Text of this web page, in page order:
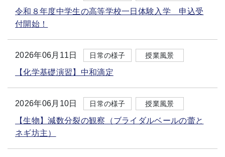
令和８年度中学生の高等学校一日体験入学 申込受
付開始！
2026年06月11日 日常の様子 授業風景
【化学基礎演習】中和滴定
2026年06月10日 日常の様子 授業風景
【生物】減数分裂の観察（ブライダルベールの蕾と
ネギ坊主）